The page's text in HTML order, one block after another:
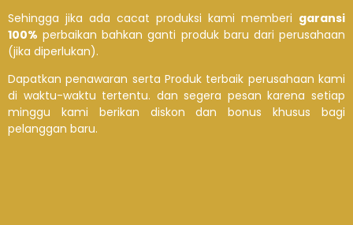
Sehingga jika ada cacat produksi kami memberi garansi
100% perbaikan bahkan ganti produk baru dari perusahaan
(jika diperlukan).
Dapatkan penawaran serta Produk terbaik perusahaan kami
di waktu-waktu tertentu. dan segera pesan karena setiap
minggu kami berikan diskon dan bonus khusus bagi
pelanggan baru.